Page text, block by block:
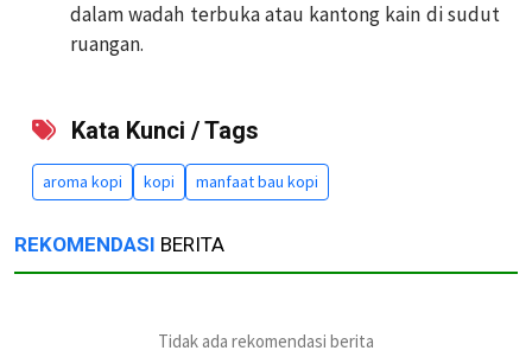
dalam wadah terbuka atau kantong kain di sudut
ruangan.
Kata Kunci / Tags
aroma kopi kopi manfaat bau kopi
REKOMENDASI BERITA
Tidak ada rekomendasi berita